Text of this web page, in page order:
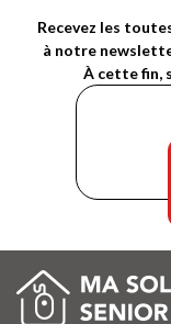
Recevez les
à notre
À cette fin,